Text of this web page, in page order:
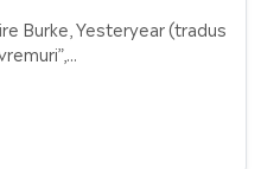
Burke, Yesteryear (tradus